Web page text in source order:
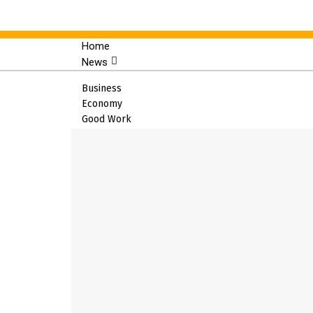
Home
News
Business
Economy
Good Work